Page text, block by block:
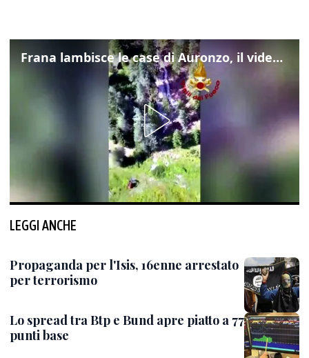
Frana lambisce le case di Auronzo, il video dall'elicottero dei vigili del fuoco
LEGGI ANCHE
Propaganda per l'Isis, 16enne arrestato
per terrorismo
Lo spread tra Btp e Bund apre piatto a 77
punti base